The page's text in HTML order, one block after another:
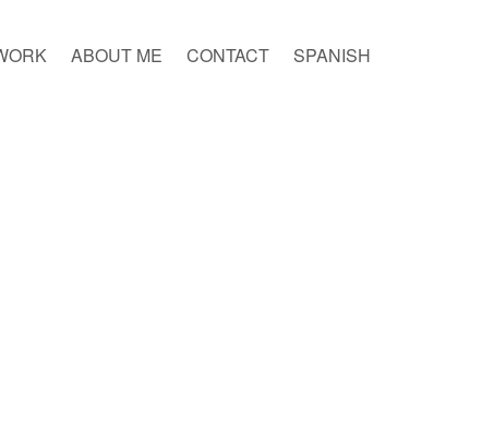
ABOUT ME CONTACT SPANISH